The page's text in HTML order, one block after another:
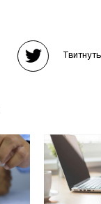
Твитнуть